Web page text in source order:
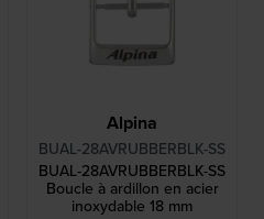
Alpina
BUAL-28AVRUBBERBLK-SS
BUAL-28AVRUBBERBLK-SS
Boucle à ardillon en acier
inoxydable 18 mm